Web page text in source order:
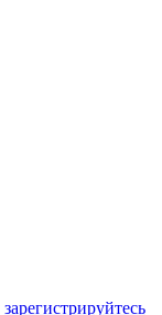
зарегистрируйтесь